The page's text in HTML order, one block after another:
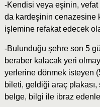
-Kendisi veya eşinin, vefat
da kardeşinin cenazesine
işlemine refakat edecek
-Bulunduğu şehre son 5
beraber kalacak yeri
yerlerine dönmek isteyen
bileti, geldiği araç
belge, bilgi ile ibraz